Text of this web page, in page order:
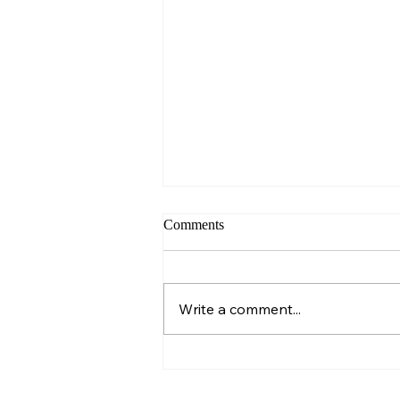
Comments
Write a comment...